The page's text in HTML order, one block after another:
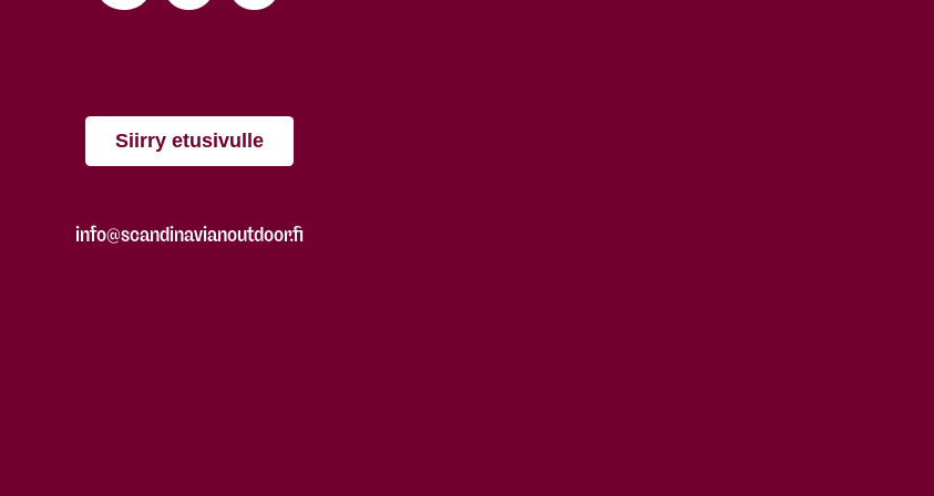
Siirry etusivulle
info@scandinavianoutdoor.fi